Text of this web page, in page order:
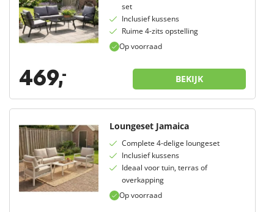
Op voorraad
set
Inclusief kussens
Ruime 4-zits opstelling
469,- BEKIJK
Op voorraad
Loungeset Jamaica
Complete 4-delige loungeset
Inclusief kussens
Ideaal voor tuin, terras of
overkapping